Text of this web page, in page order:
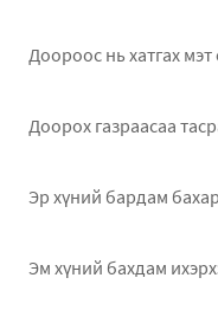
Доороос нь хатгах
Доорох газраасаа
Эр хүний бардам
Эм хүний бахдам